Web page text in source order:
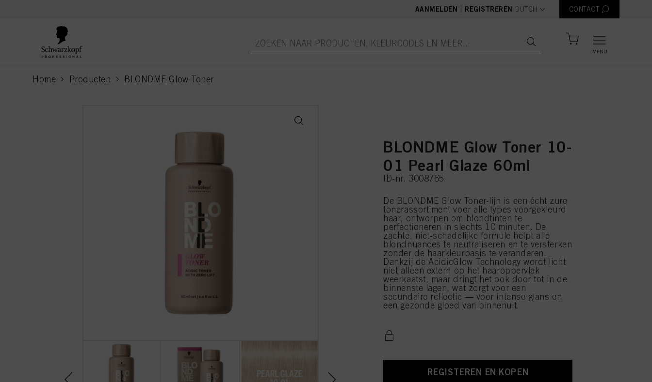
AANMELDEN REGISTREREN text.language
DUTCH CONTACT
MENU
Home Producten BLONDME Glow Toner
current page
BLONDME Glow Toner 10-
01 Pearl Glaze 60ml
ID-nr. 3008765
De BLONDME Glow Toner-lijn is een écht zure
tonerassortiment voor alle types voorgekleurd
haar, ontworpen om blondtinten te
perfectioneren in slechts 10 minuten. De
zachte, niet-schadelijke formule helpt alle
blondnuances te neutraliseren en te versterken
zonder de haarkleurbasis te veranderen.
Dankzij de AcidicGlow Technology wordt licht
niet alleen extern op het haaroppervlak
weerkaatst, maar dringt het ook door tot in de
binnenste lagen, wat zorgt voor een
secundaire reflectie — voor intense glans en
een gezonde gloed van binnenuit.
REGISTEREN EN KOPEN